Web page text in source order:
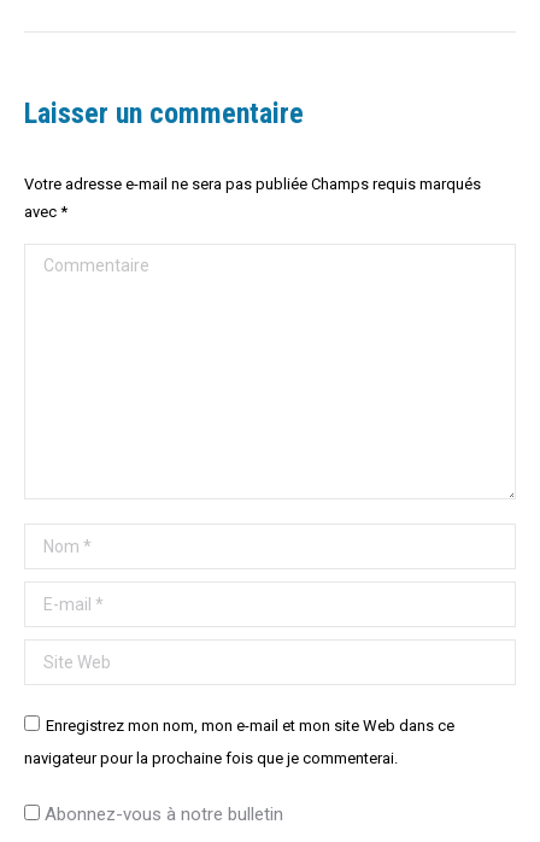
Laisser un commentaire
Votre adresse e-mail ne sera pas publiée Champs requis marqués
avec *
Commentaire
Nom *
E-mail *
Site Web
Enregistrez mon nom, mon e-mail et mon site Web dans ce
navigateur pour la prochaine fois que je commenterai.
Abonnez-vous à notre bulletin